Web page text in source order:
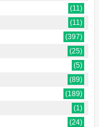
(11)
(11)
(397)
(25)
(5)
(89)
(189)
(1)
(24)